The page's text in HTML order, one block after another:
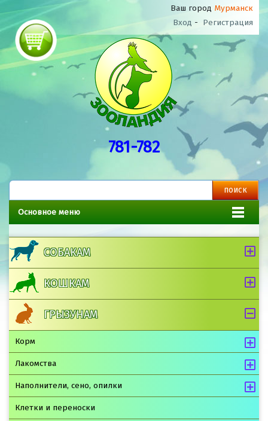
Ваш город Мурманск
Вход - Регистрация
781-782
Основное меню
СОБАКАМ
КОШКАМ
ГРЫЗУНАМ
Корм
Лакомства
Наполнители, сено, опилки
Клетки и переноски